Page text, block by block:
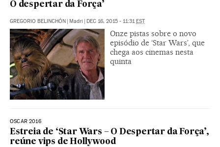
O despertar da Força’
GREGORIO BELINCHÓN | Madri | DEC 16, 2015 - 11:31EST
Onze pistas sobre o novo
episódio de ‘Star Wars’, que
chega aos cinemas nesta
quinta
OSCAR 2016
Estreia de ‘Star Wars – O Despertar da Força’,
reúne vips de Hollywood